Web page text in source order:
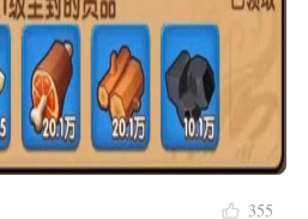
355